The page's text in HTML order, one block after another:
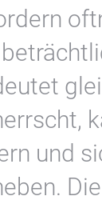
und